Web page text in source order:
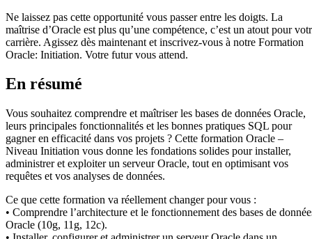
Ne laissez pas cette opportunité vous passer entre les doigts. La
maîtrise d’Oracle est plus qu’une compétence, c’est un atout pour
carrière. Agissez dès maintenant et inscrivez-vous à notre Formation
Oracle: Initiation. Votre futur vous attend.
En résumé
Vous souhaitez comprendre et maîtriser les bases de données Oracle,
leurs principales fonctionnalités et les bonnes pratiques SQL pour
gagner en efficacité dans vos projets ? Cette formation Oracle –
Niveau Initiation vous donne les fondations solides pour installer,
administrer et exploiter un serveur Oracle, tout en optimisant vos
requêtes et vos analyses de données.
Ce que cette formation va réellement changer pour vous :
• Comprendre l’architecture et le fonctionnement des bases de
Oracle (10g, 11g, 12c).